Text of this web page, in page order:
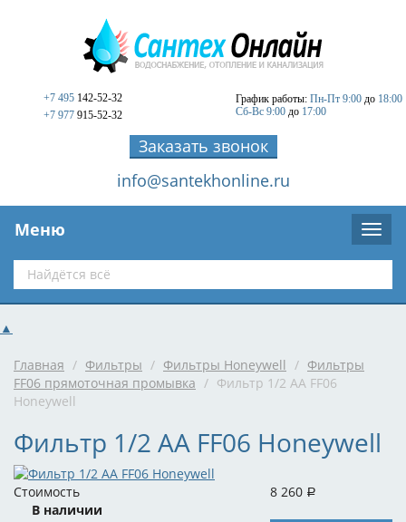
+7 495 142-52-32
+7 977 915-52-32
График работы: Пн-Пт 9:00 до 18:00
Сб-Вс 9:00 до 17:00
Заказать звонок
info@santekhonline.ru
Меню
▲
Главная / Фильтры / Фильтры Honeywell / Фильтры
FF06 прямоточная промывка / Фильтр 1/2 AA FF06
Honeywell
Фильтр 1/2 AA FF06 Honeywell
Стоимость 8 260 Р
В наличии